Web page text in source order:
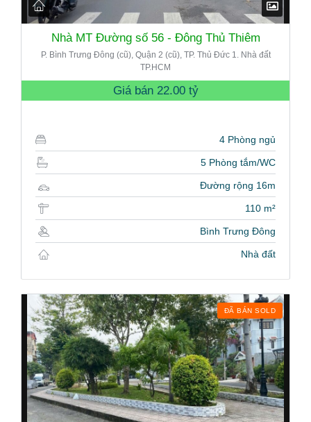
Nhà MT Đường số 56 - Đông Thủ Thiêm
P. Bình Trưng Đông (cũ), Quận 2 (cũ), TP. Thủ Đức 1. Nhà đất
TP.HCM
Giá bán 22.00 tỷ
4 Phòng ngủ
5 Phòng tắm/WC
Đường rộng 16m
110 m²
Bình Trưng Đông
Nhà đất
ĐÃ BÁN SOLD